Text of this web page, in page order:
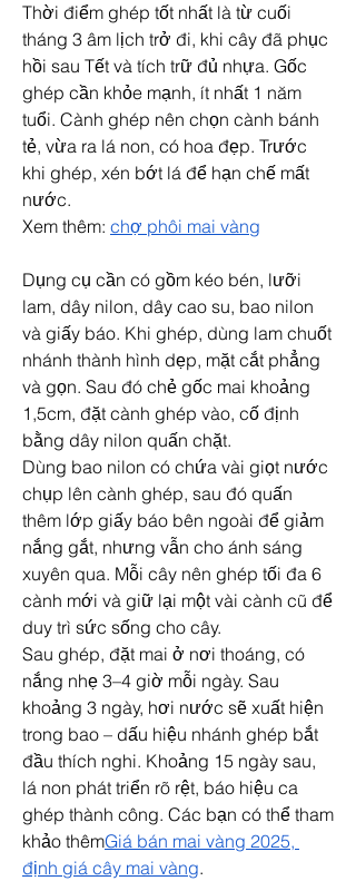
Thời điểm ghép tốt nhất là từ cuối
tháng 3 âm lịch trở đi, khi cây đã phục
hồi sau Tết và tích trữ đủ nhựa. Gốc
ghép cần khỏe mạnh, ít nhất 1 năm
tuổi. Cành ghép nên chọn cành bánh
tẻ, vừa ra lá non, có hoa đẹp. Trước
khi ghép, xén bớt lá để hạn chế mất
nước.
Xem thêm: chợ phôi mai vàng
Dụng cụ cần có gồm kéo bén, lưỡi
lam, dây nilon, dây cao su, bao nilon
và giấy báo. Khi ghép, dùng lam chuốt
nhánh thành hình dẹp, mặt cắt phẳng
và gọn. Sau đó chẻ gốc mai khoảng
1,5cm, đặt cành ghép vào, cố định
bằng dây nilon quấn chặt.
Dùng bao nilon có chứa vài giọt nước
chụp lên cành ghép, sau đó quấn
thêm lớp giấy báo bên ngoài để giảm
nắng gắt, nhưng vẫn cho ánh sáng
xuyên qua. Mỗi cây nên ghép tối đa 6
cành mới và giữ lại một vài cành cũ để
duy trì sức sống cho cây.
Sau ghép, đặt mai ở nơi thoáng, có
nắng nhẹ 3–4 giờ mỗi ngày. Sau
khoảng 3 ngày, hơi nước sẽ xuất hiện
trong bao – dấu hiệu nhánh ghép bắt
đầu thích nghi. Khoảng 15 ngày sau,
lá non phát triển rõ rệt, báo hiệu ca
ghép thành công. Các bạn có thể tham
khảo thêmGiá bán mai vàng 2025,
định giá cây mai vàng.